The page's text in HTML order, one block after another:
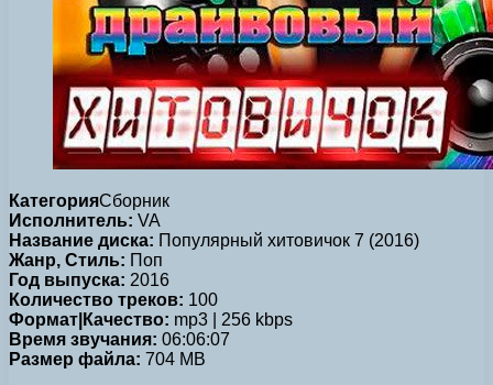
КатегорияСборник
Исполнитель: VA
Название диска: Популярный хитовичок 7 (2016)
Жанр, Стиль: Поп
Год выпуска: 2016
Количество треков: 100
Формат|Качество: mp3 | 256 kbps
Время звучания: 06:06:07
Размер файла: 704 MB